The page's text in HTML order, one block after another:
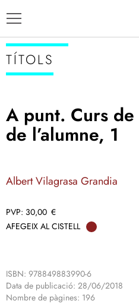
TÍTOLS
TÍTOLS
A punt. Curs
de l’alumne, 1
Albert Vilagrasa Grandia
30,00 €
AFEGEIX AL CISTELL
ISBN: 978849883990-6
Data de publicació: 28/06/2018
Nombre de pàgines: 196